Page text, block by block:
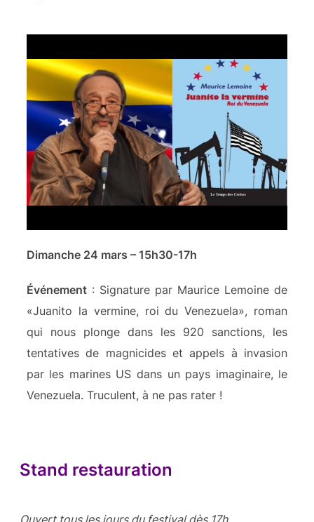
Dimanche 24 mars – 15h30-17h
Événement: Signature par Maurice Lemoine de
«Juanito la vermine, roi du Venezuela», roman
qui nous plonge dans les 920 sanctions, les
tentatives de magnicides et appels à invasion
par les marines US dans un pays imaginaire, le
Venezuela. Truculent, à ne pas rater !
Stand restauration